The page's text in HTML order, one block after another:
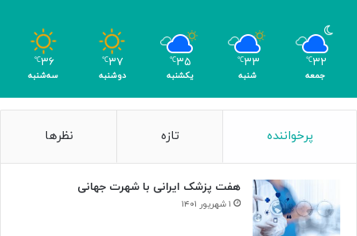
۳۲℃
جمعه
۳۳℃
شنبه
۳۵℃
یکشنبه
۳۷℃
دوشنبه
۳۶℃
سه‌شنبه
پرخواننده تازه نظرها
هفت پزشک ایرانی با شهرت جهانی
۱ شهریور ۱۴۰۱